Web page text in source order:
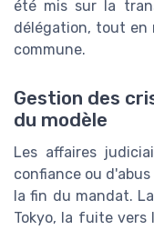
été mis sur la
délégation, tout en
commune.
Gestion des
du modèle
Les affaires
confiance ou
la fin du mandat.
Tokyo, la fuite vers